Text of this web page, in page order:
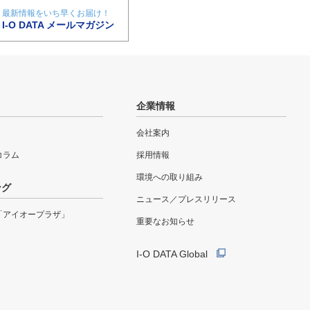
最新情報をいち早くお届け！
I-O DATA メールマガジン
ラム
イオープラザ」
企業情報
会社案内
採用情報
環境への取り組み
ニュース／プレスリリース
重要なお知らせ
I-O DATA Global